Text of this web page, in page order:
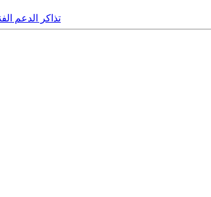
تذاكر الدعم